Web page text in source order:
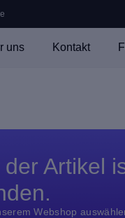
uns Kontakt
Artikel
Webshop